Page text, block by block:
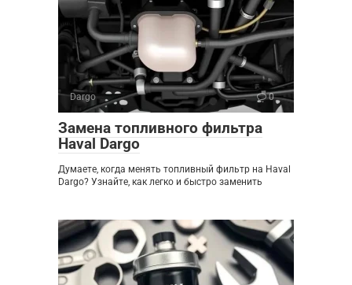
Dargo 0
Замена топливного фильтра
Haval Dargo
Думаете, когда менять топливный фильтр на Haval
Dargo? Узнайте, как легко и быстро заменить